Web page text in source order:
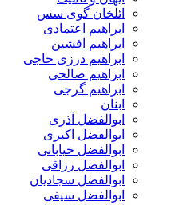
ائلخان گوی سس
ابراهیم اعتمادی
ابراهیم افشین
ابراهیم درزی حاجی
ابراهیم صالحی
ابراهیم گرجی
ابنان
ابوالفضل آذری
ابوالفضل اکبری
ابوالفضل خیابانی
ابوالفضل رزاقی
ابوالفضل سجادیان
ابوالفضل سیفی